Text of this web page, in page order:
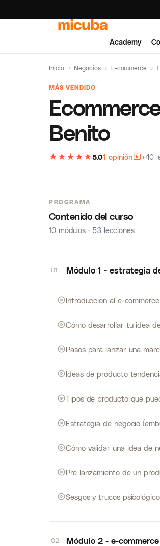
Academy
Inicio › Negocios › E-commerce ›
MÁS VENDIDO
Benito
★ ★ ★ ★ ★5.01 opinión +40
PROGRAMA
Contenido del curso
10 módulos · 53 lecciones
01 Módulo 1 - estrategia
Introducción al e-commerce
Cómo desarrollar tu idea
Pasos para lanzar una
Ideas de producto
Tipos de producto que
Estrategia de negocio
Cómo validar una idea de
Pre lanzamiento de un
Sesgos y trucos
02 Módulo 2 - e-